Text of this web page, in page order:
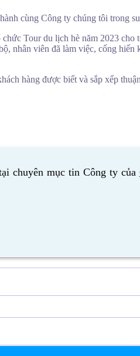
cùng Công ty chúng tôi trong
chức Tour du lịch hè năm 2023
nhân viên đã làm việc, cống
hàng được biết và sắp xếp
chuyên mục tin Công ty của